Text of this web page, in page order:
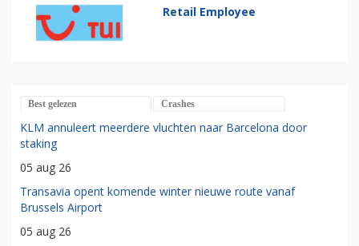
Retail Employee
Best gelezen Crashes
KLM annuleert meerdere vluchten naar Barcelona door
staking
05 aug 26
Transavia opent komende winter nieuwe route vanaf
Brussels Airport
05 aug 26